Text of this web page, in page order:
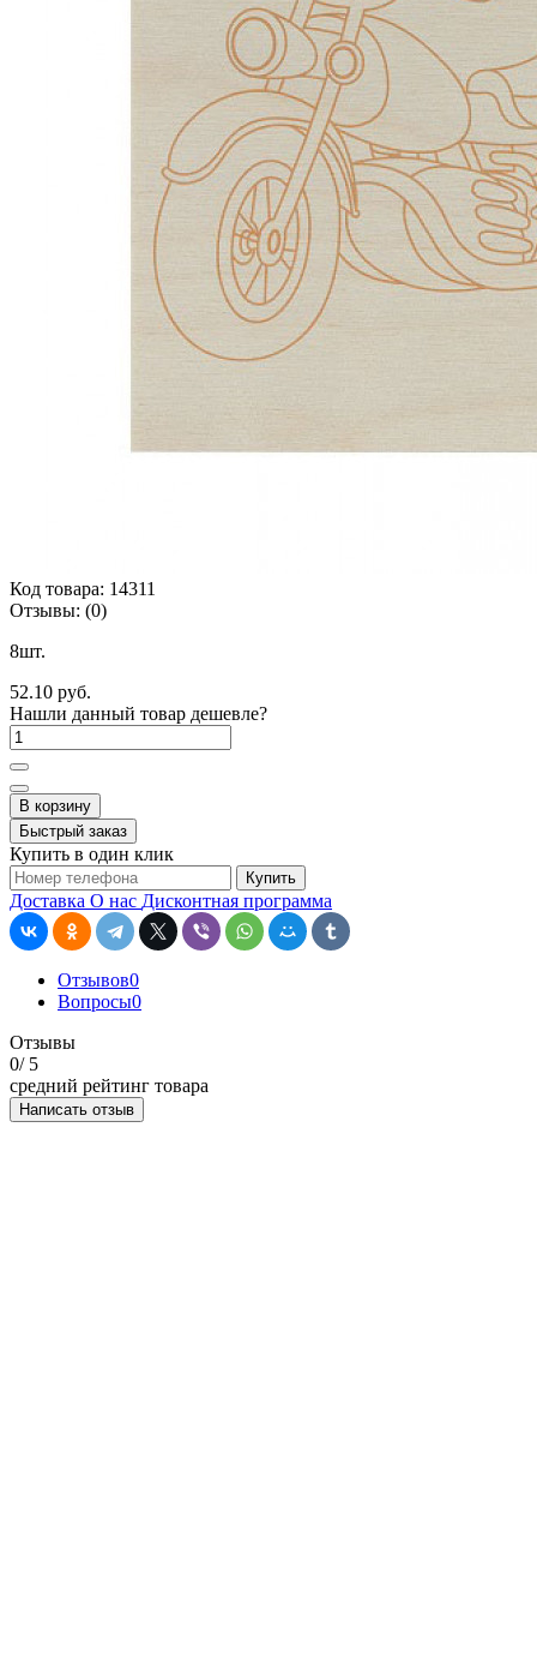
Код товара: 14311
Отзывы: (0)
8шт.
52.10 руб.
Нашли данный товар дешевле?
В корзину
Быстрый заказ
Купить в один клик
Купить
Доставка О нас Дисконтная программа
Отзывов0
Вопросы0
Отзывы
0/ 5
средний рейтинг товара
Написать отзыв